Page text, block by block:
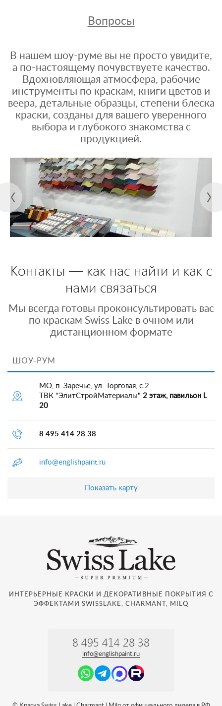
Вопросы
В нашем шоу-руме вы не просто увидите,
а по-настоящему почувствуете качество.
Вдохновляющая атмосфера, рабочие
инструменты по краскам, книги цветов и
веера, детальные образцы, степени блеска
краски, созданы для вашего уверенного
выбора и глубокого знакомства с
продукцией.
Контакты — как нас найти и как с
нами связаться
Мы всегда готовы проконсультировать вас
по краскам Swiss Lake в очном или
дистанционном формате
ШОУ-РУМ
МО, п. Заречье, ул. Торговая, с.2
ТВК "ЭлитСтройМатериалы" 2 этаж, павильон L
20
8 495 414 28 38
info@englishpaint.ru
Показать карту
ИНТЕРЬЕРНЫЕ КРАСКИ И ДЕКОРАТИВНЫЕ ПОКРЫТИЯ С
ЭФФЕКТАМИ SWISSLAKE, CHARMANT, MILQ
8 495 414 28 38
info@englishpaint.ru